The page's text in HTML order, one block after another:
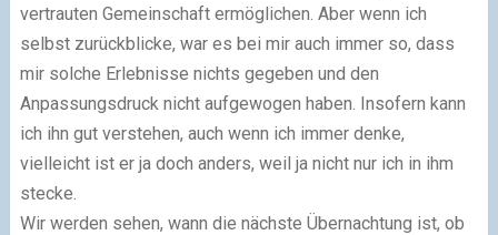
vertrauten Gemeinschaft ermöglichen. Aber wenn ich
selbst zurückblicke, war es bei mir auch immer so, dass
mir solche Erlebnisse nichts gegeben und den
Anpassungsdruck nicht aufgewogen haben. Insofern kann
ich ihn gut verstehen, auch wenn ich immer denke,
vielleicht ist er ja doch anders, weil ja nicht nur ich in ihm
stecke.
Wir werden sehen, wann die nächste Übernachtung ist, ob